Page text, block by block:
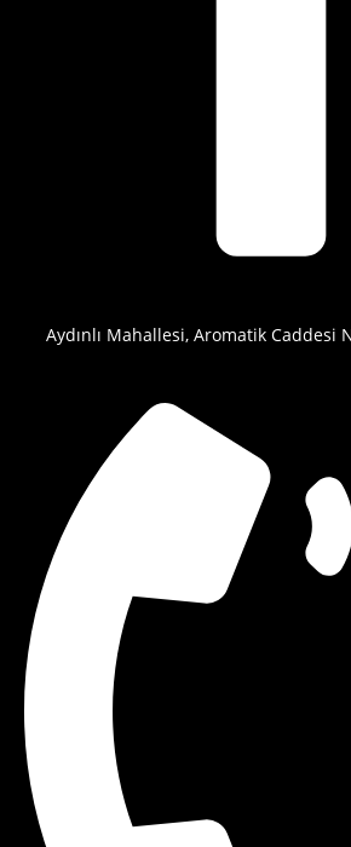
Aydınlı Mahallesi, Aromatik Caddesi